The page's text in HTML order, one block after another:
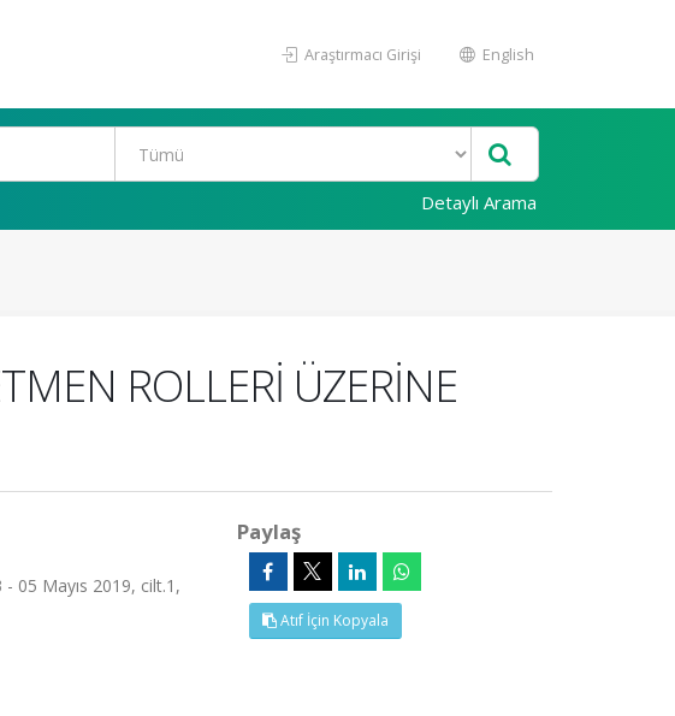
Araştırmacı Girişi English
Detaylı Arama
ROLLERİ ÜZERİNE
- 05 Mayıs 2019, cilt.1,
Paylaş
Atıf İçin Kopyala